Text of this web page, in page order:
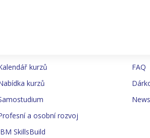
kurzů
kurzů
a osobní rozvoj
SkillsBuild
FAQ